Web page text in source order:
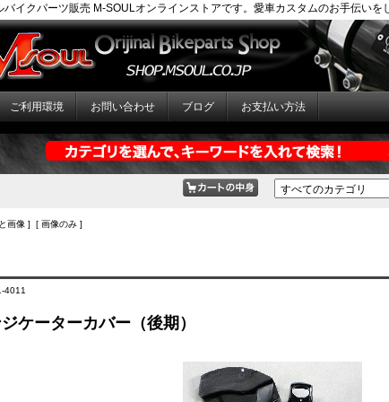
バイクパーツ販売 M-SOULオンラインストアです。愛車カスタムのお手伝いを
ご利用環境 お問い合わせ ブログ お支払い方法
画像 ] [ 画像のみ ]
4011
ケーターカバー（後期）